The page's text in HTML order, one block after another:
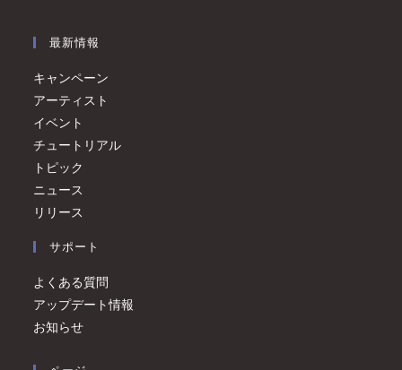
最新情報
キャンペーン
アーティスト
イベント
チュートリアル
トピック
ニュース
リリース
サポート
よくある質問
アップデート情報
お知らせ